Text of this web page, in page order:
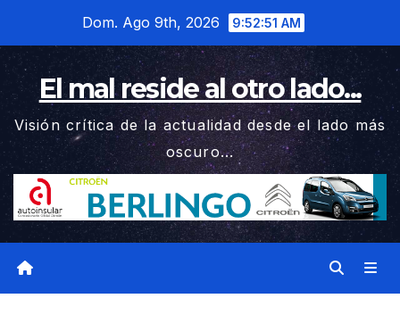
contenido
Dom. Ago 9th, 2026 9:52:51 AM
El mal reside al otro lado...
Visión crítica de la actualidad desde el lado más
oscuro...